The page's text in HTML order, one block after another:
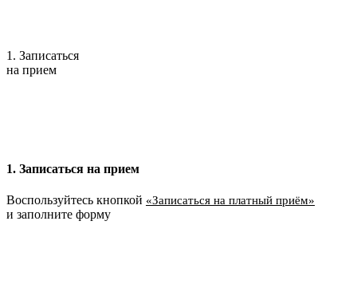
1. Записаться
на прием
1. Записаться на прием
Воспользуйтесь кнопкой «Записаться на платный приём»
и заполните форму